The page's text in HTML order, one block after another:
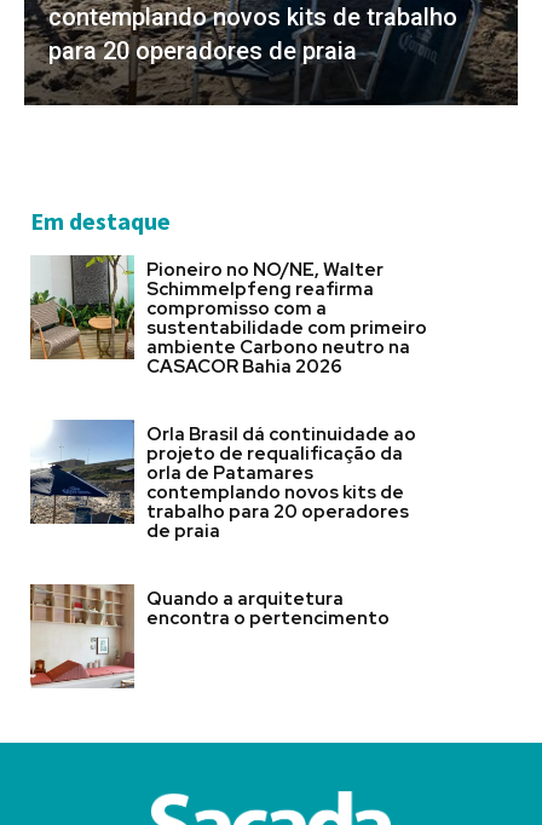
contemplando novos kits de trabalho
para 20 operadores de praia
Em destaque
Pioneiro no NO/NE, Walter
Schimmelpfeng reafirma
compromisso com a
sustentabilidade com primeiro
ambiente Carbono neutro na
CASACOR Bahia 2026
Orla Brasil dá continuidade ao
projeto de requalificação da
orla de Patamares
contemplando novos kits de
trabalho para 20 operadores
de praia
Quando a arquitetura
encontra o pertencimento